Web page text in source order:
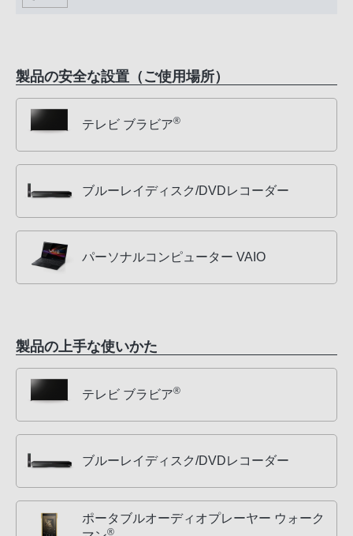
製品の安全な設置（ご使用場所）
テレビ ブラビア®
ブルーレイディスク/DVDレコーダー
パーソナルコンピューター VAIO
製品の上手な使いかた
テレビ ブラビア®
ブルーレイディスク/DVDレコーダー
ポータブルオーディオプレーヤー ウォーク
®